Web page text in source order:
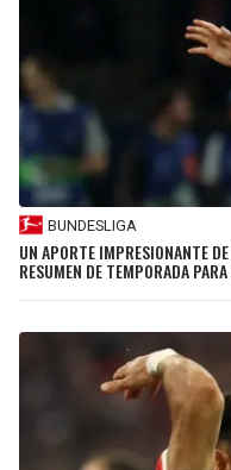
BUNDESLIGA
UN APORTE IMPRESIONANTE
RESUMEN DE TEMPORADA PARA